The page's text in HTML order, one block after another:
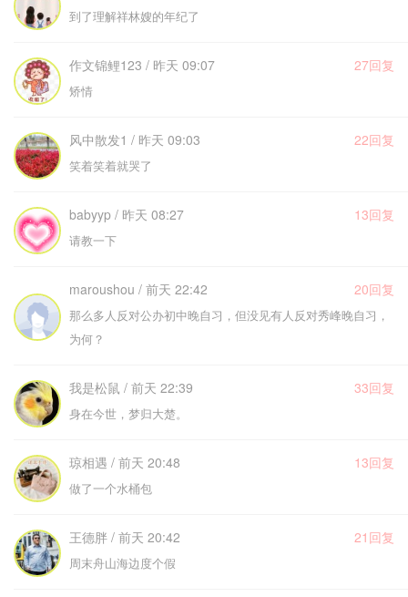
到了理解祥林嫂的年纪了
作文锦鲤123 / 昨天 09:07 27回复
矫情
风中散发1 / 昨天 09:03 22回复
笑着笑着就哭了
babyyp / 昨天 08:27 13回复
请教一下
maroushou / 前天 22:42 20回复
那么多人反对公办初中晚自习，但没见有人反对秀峰晚自习，
为何？
我是松鼠 / 前天 22:39 33回复
身在今世，梦归大楚。
琼相遇 / 前天 20:48 13回复
做了一个水桶包
王德胖 / 前天 20:42 21回复
周末舟山海边度个假